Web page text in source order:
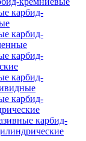
карбид-
карбид-
карбид-
карбид-
карбид-
карбид-